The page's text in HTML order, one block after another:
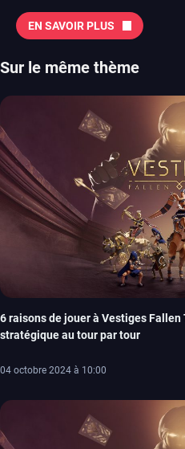
EN SAVOIR PLUS
Sur le même thème
6 raisons de jouer à Vestiges Fallen
stratégique au tour par tour
04 octobre 2024 à 10:00